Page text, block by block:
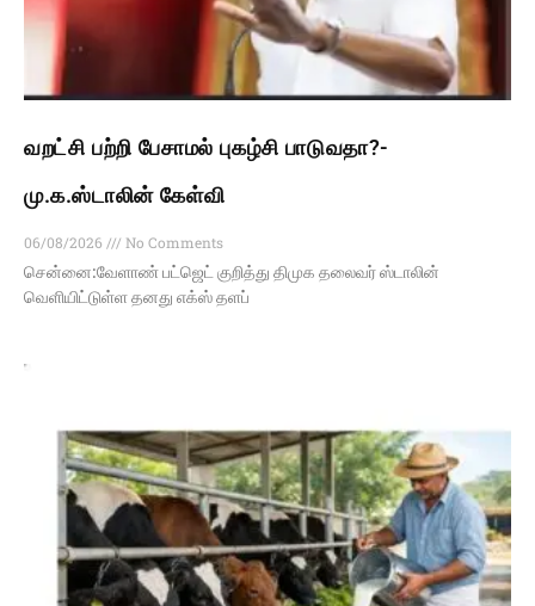
வறட்சி பற்றி பேசாமல் புகழ்சி பாடுவதா?-
மு.க.ஸ்டாலின் கேள்வி
06/08/2026
No Comments
சென்னை:வேளாண் பட்ஜெட் குறித்து திமுக தலைவர் ஸ்டாலின்
வெளியிட்டுள்ள தனது எக்ஸ் தளப்